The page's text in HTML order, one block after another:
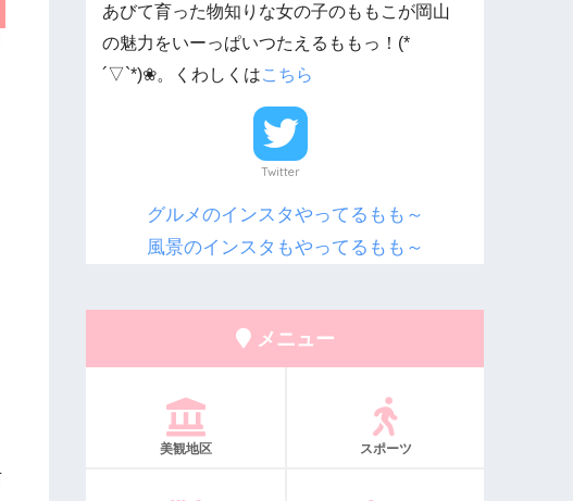
あびて育った物知りな女の子のももこが岡山
の魅力をいーっぱいつたえるももっ！(*
´▽`*)❀。くわしくはこちら
Twitter
グルメのインスタやってるもも～
風景のインスタもやってるもも～
メニュー
美観地区 スポーツ